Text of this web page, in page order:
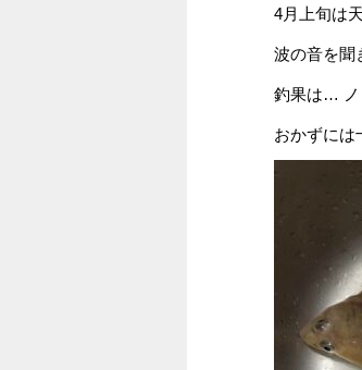
4月上旬は
波の音を聞
釣果は… ノ
おかずには